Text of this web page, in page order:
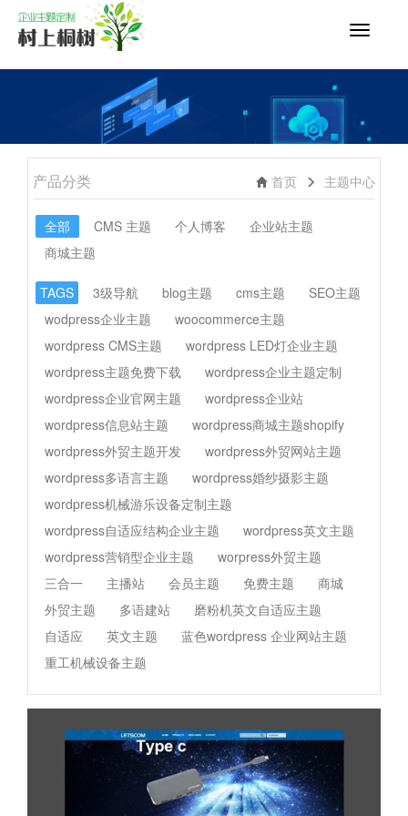
切
导
产品分类 首页 主题中心
全部 CMS 主题 个人博客
企业站主题
商城主题
TAGS 3级导航 blog主题 cms主题
SEO主题
wodpress企业主题
woocommerce主题
wordpress CMS主题
wordpress LED灯企业主题
wordpress主题免费下载
wordpress企业主题定制
wordpress企业官网主题
wordpress企业站
wordpress信息站主题
wordpress商城主题shopify
wordpress外贸主题开发
wordpress外贸网站主题
wordpress多语言主题
wordpress婚纱摄影主题
wordpress机械游乐设备定制主题
wordpress自适应结构企业主题
wordpress英文主题
wordpress营销型企业主题
worpress外贸主题
三合一
主播站 会员主题 免费主题
商城
外贸主题
多语建站
磨粉机英文自适应主题
自适应
英文主题
蓝色wordpress 企业网站主题
重工机械设备主题